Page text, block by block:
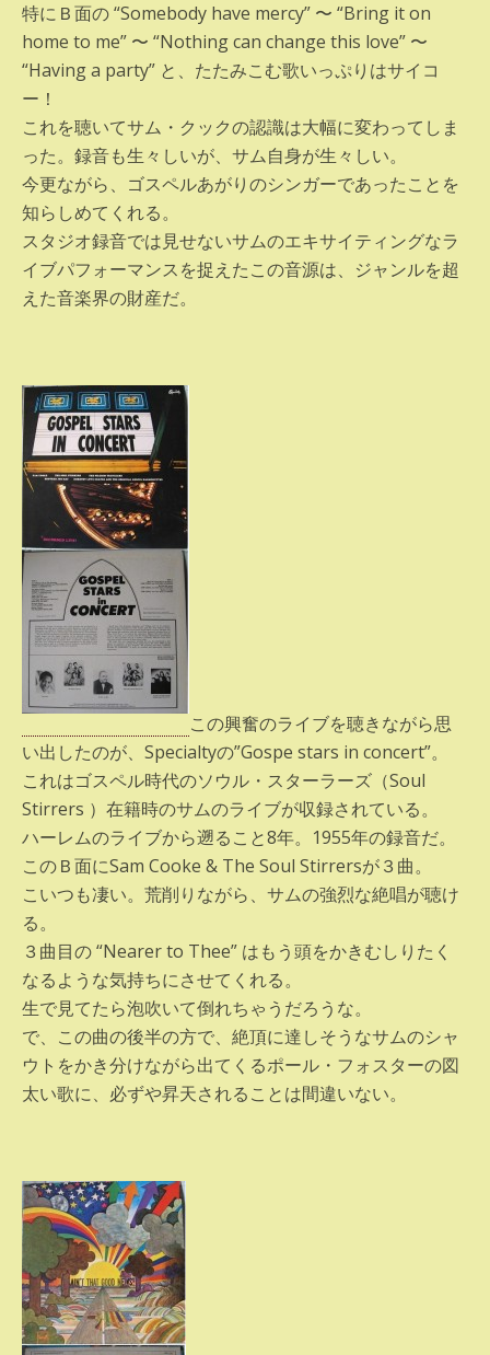
特にＢ面の “Somebody have mercy” 〜 “Bring it on
home to me” 〜 “Nothing can change this love” 〜
“Having a party” と、たたみこむ歌いっぷりはサイコ
ー！
これを聴いてサム・クックの認識は大幅に変わってしま
った。録音も生々しいが、サム自身が生々しい。
今更ながら、ゴスペルあがりのシンガーであったことを
知らしめてくれる。
スタジオ録音では見せないサムのエキサイティングなラ
イブパフォーマンスを捉えたこの音源は、ジャンルを超
えた音楽界の財産だ。
この興奮のライブを聴きながら思
い出したのが、Specialtyの”Gospe stars in concert”。
これはゴスペル時代のソウル・スターラーズ（Soul
Stirrers ）在籍時のサムのライブが収録されている。
ハーレムのライブから遡ること8年。1955年の録音だ。
このＢ面にSam Cooke & The Soul Stirrersが３曲。
こいつも凄い。荒削りながら、サムの強烈な絶唱が聴け
る。
３曲目の “Nearer to Thee” はもう頭をかきむしりたく
なるような気持ちにさせてくれる。
生で見てたら泡吹いて倒れちゃうだろうな。
で、この曲の後半の方で、絶頂に達しそうなサムのシャ
ウトをかき分けながら出てくるポール・フォスターの図
太い歌に、必ずや昇天されることは間違いない。